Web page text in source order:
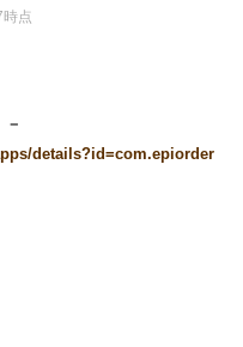
点
－
details?id=com.epiorder